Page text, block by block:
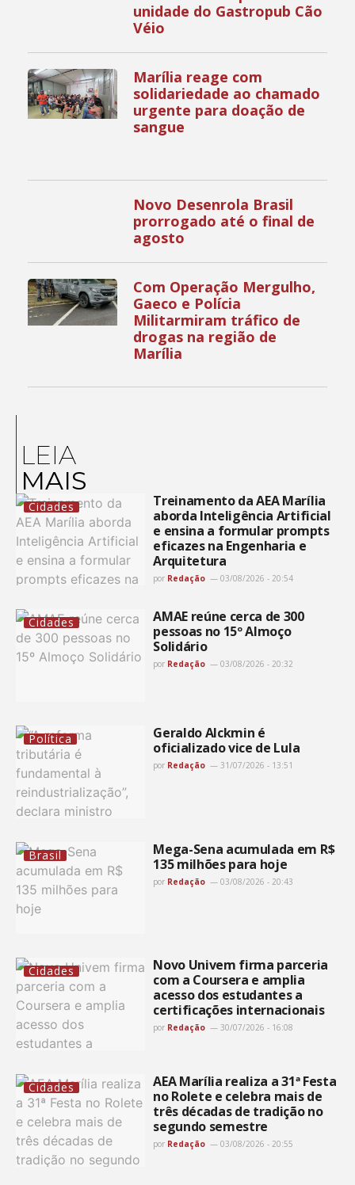
unidade do Gastropub Cão
Véio
Marília reage com
solidariedade ao chamado
urgente para doação de
sangue
Novo Desenrola Brasil
prorrogado até o final de
agosto
Com Operação Mergulho,
Gaeco e Polícia
Militarmiram tráfico de
drogas na região de
Marília
LEIA
MAIS
Cidades
Treinamento da AEA Marília
aborda Inteligência Artificial
e ensina a formular prompts
eficazes na Engenharia e
Arquitetura
por Redação 03/08/2026 - 20:54
Cidades
AMAE reúne cerca de 300
pessoas no 15º Almoço
Solidário
por Redação 03/08/2026 - 20:32
Política
Geraldo Alckmin é
oficializado vice de Lula
por Redação 31/07/2026 - 13:51
Brasil
Mega-Sena acumulada em R$
135 milhões para hoje
por Redação 03/08/2026 - 20:43
Cidades
Novo Univem firma parceria
com a Coursera e amplia
acesso dos estudantes a
certificações internacionais
por Redação 30/07/2026 - 16:08
Cidades
AEA Marília realiza a 31ª Festa
no Rolete e celebra mais de
três décadas de tradição no
segundo semestre
por Redação 03/08/2026 - 20:55